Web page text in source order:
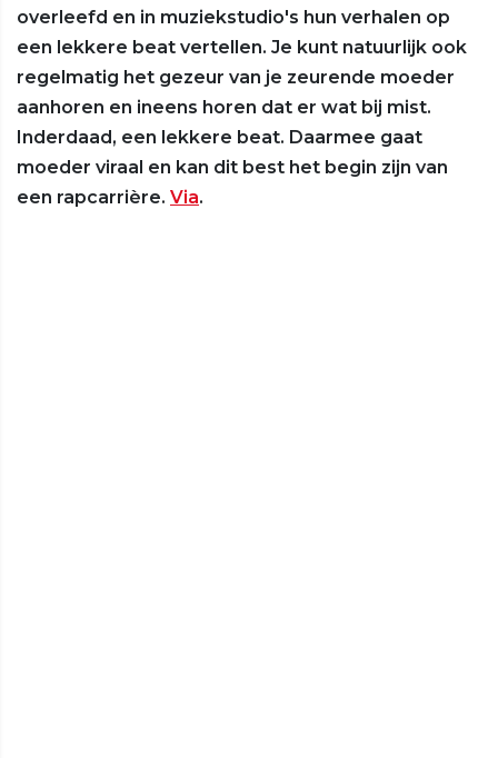
overleefd en in muziekstudio's hun verhalen op
een lekkere beat vertellen. Je kunt natuurlijk ook
regelmatig het gezeur van je zeurende moeder
aanhoren en ineens horen dat er wat bij mist.
Inderdaad, een lekkere beat. Daarmee gaat
moeder viraal en kan dit best het begin zijn van
een rapcarrière. Via.